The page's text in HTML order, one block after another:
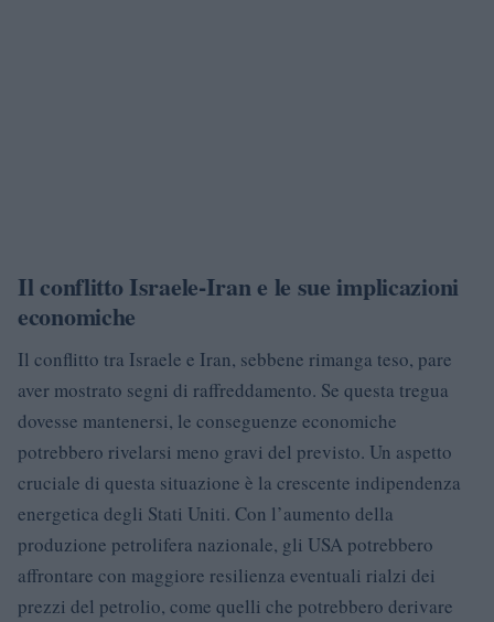
Il conflitto Israele-Iran e le sue implicazioni
economiche
Il conflitto tra Israele e Iran, sebbene rimanga teso, pare
aver mostrato segni di raffreddamento. Se questa tregua
dovesse mantenersi, le conseguenze economiche
potrebbero rivelarsi meno gravi del previsto. Un aspetto
cruciale di questa situazione è la crescente indipendenza
energetica degli Stati Uniti. Con l’aumento della
produzione petrolifera nazionale, gli USA potrebbero
affrontare con maggiore resilienza eventuali rialzi dei
prezzi del petrolio, come quelli che potrebbero derivare